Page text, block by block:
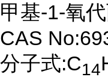
甲基-1-氧
CAS
分子式:C14